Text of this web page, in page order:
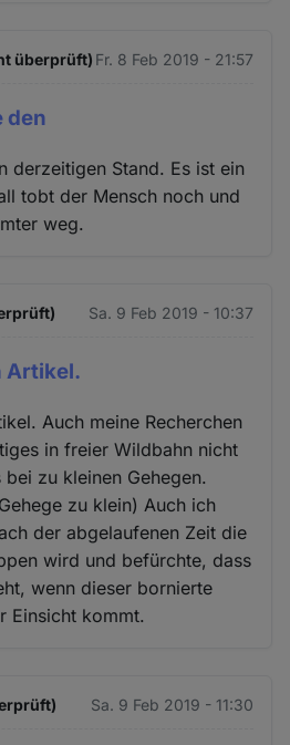
überprüft) Fr. 8 Feb 2019 - 21:57
den
derzeitigen Stand. Es ist ein
tobt der Mensch noch und
weg.
Sa. 9 Feb 2019 - 10:37
Artikel.
Auch meine Recherchen
in freier Wildbahn nicht
zu kleinen Gehegen.
zu klein) Auch ich
der abgelaufenen Zeit die
wird und befürchte, dass
wenn dieser bornierte
Einsicht kommt.
Sa. 9 Feb 2019 - 11:30